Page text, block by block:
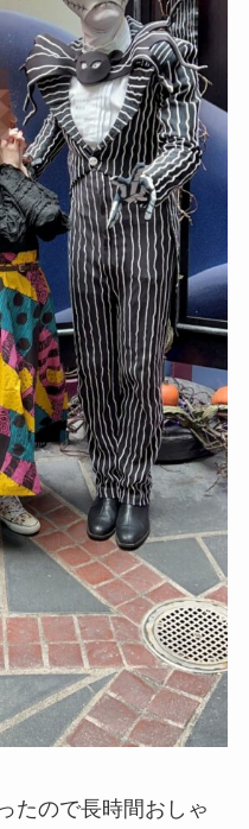
たので長時間おしゃ